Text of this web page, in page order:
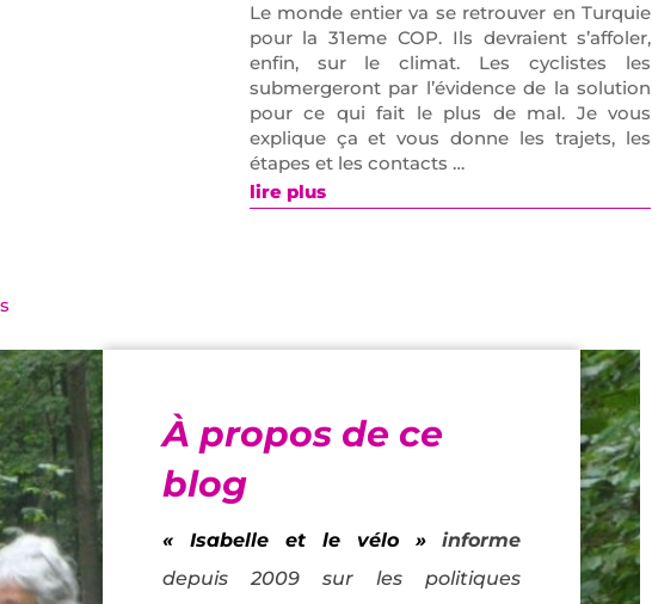
Le monde entier va se retrouver en Turquie
pour la 31eme COP. Ils devraient s’affoler,
enfin, sur le climat. Les cyclistes les
submergeront par l’évidence de la solution
pour ce qui fait le plus de mal. Je vous
explique ça et vous donne les trajets, les
étapes et les contacts …
lire plus
À propos de ce
blog
« Isabelle et le vélo »informe
depuis 2009 sur les politiques